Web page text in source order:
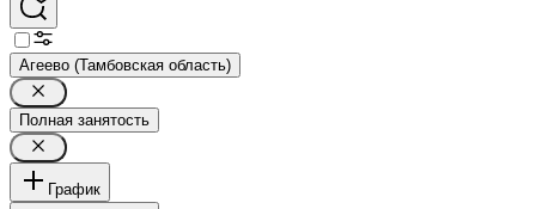
Агеево (Тамбовская область)
Полная занятость
График